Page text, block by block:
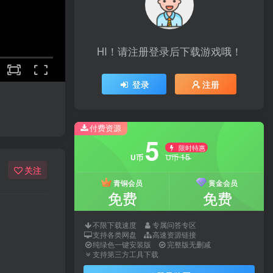
关注
HI！请注册登录后下载游戏哦！
登录 注册
付费资源
U币 5 限时特惠
U币15
青铜会员
免费
黄金会员
免费
不限下载速度
专属问答专区
支持各类网盘
高速资源链接
纯绿色一键安装版
完整版无删减
支持第三方工具下载